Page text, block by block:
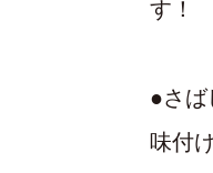
す！
●さば
味付